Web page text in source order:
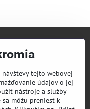
Pridajte sa k nám
návštevy tejto webovej
údajov o jej
nástroje a služby
môžu preniesť k